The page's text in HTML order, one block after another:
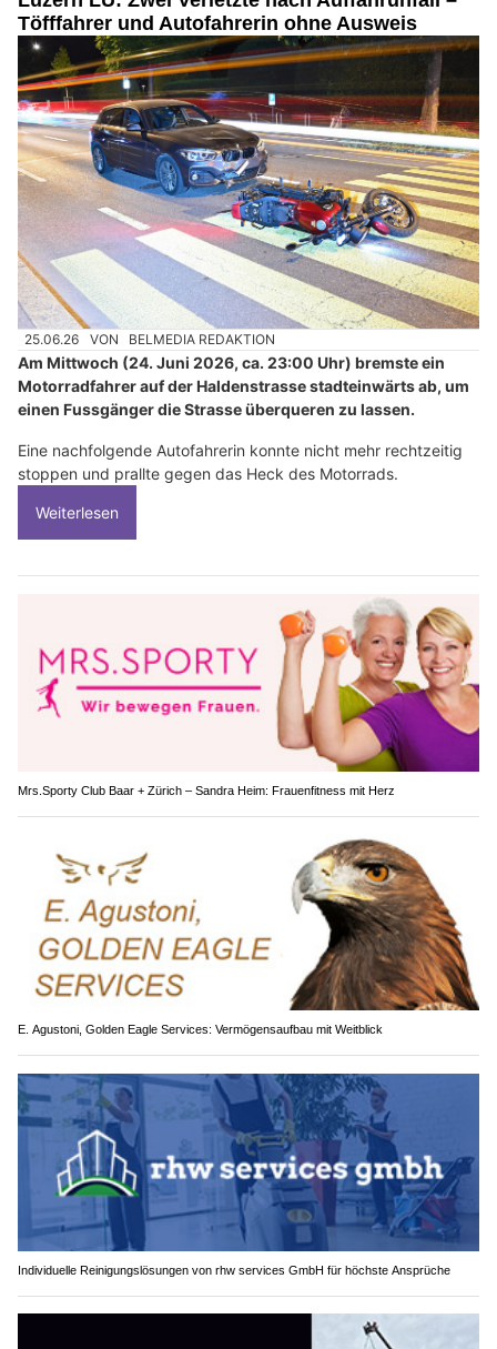
Töfffahrer und Autofahrerin ohne Ausweis
25.06.26 VON BELMEDIA REDAKTION
Am Mittwoch (24. Juni 2026, ca. 23:00 Uhr) bremste ein
Motorradfahrer auf der Haldenstrasse stadteinwärts ab, um
einen Fussgänger die Strasse überqueren zu lassen.
Eine nachfolgende Autofahrerin konnte nicht mehr rechtzeitig
stoppen und prallte gegen das Heck des Motorrads.
Weiterlesen
Mrs.Sporty Club Baar + Zürich – Sandra Heim: Frauenfitness mit Herz
E. Agustoni, Golden Eagle Services: Vermögensaufbau mit Weitblick
Individuelle Reinigungslösungen von rhw services GmbH für höchste Ansprüche